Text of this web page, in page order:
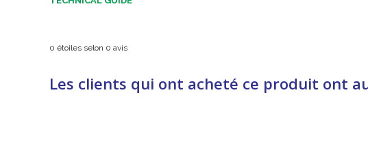
0 étoiles selon 0 avis
Les clients qui ont acheté ce produit ont